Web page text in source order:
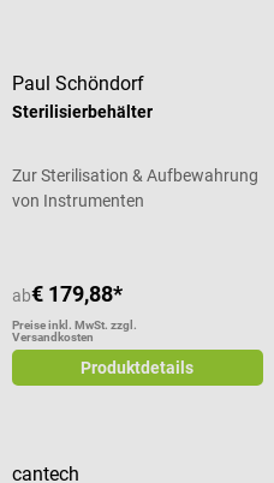
Paul Schöndorf
Sterilisierbehälter
Zur Sterilisation & Aufbewahrung
von Instrumenten
ab€ 179,88*
Preise inkl. MwSt. zzgl.
Versandkosten
Produktdetails
cantech